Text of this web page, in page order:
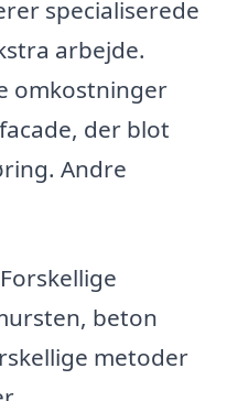
specialiserede
arbejde.
omkostninger
der blot
Andre
beton
metoder